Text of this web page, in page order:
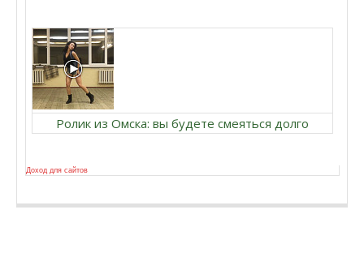
Ролик из Омска: вы будете смеяться долго
Доход для сайтов